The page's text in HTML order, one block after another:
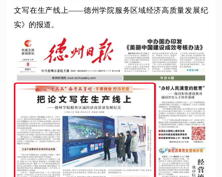
文写在生产线上——德州学院服务区域经济高质量发展纪
实》的报道。